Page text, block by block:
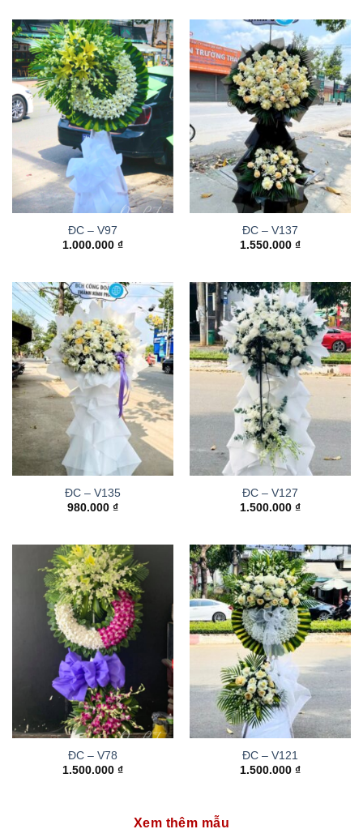
ĐC – V97
1.000.000 ₫
ĐC – V137
1.550.000 ₫
ĐC – V135
980.000 ₫
ĐC – V127
1.500.000 ₫
ĐC – V78
1.500.000 ₫
ĐC – V121
1.500.000 ₫
Xem thêm mẫu